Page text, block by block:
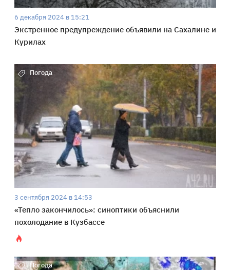
6 декабря 2024 в 15:21
Экстренное предупреждение объявили на Сахалине и
Курилах
Погода
3 сентября 2024 в 14:53
«Тепло закончилось»: синоптики объяснили
похолодание в Кузбассе
Погода